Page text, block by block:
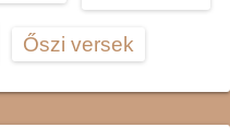
Őszi versek